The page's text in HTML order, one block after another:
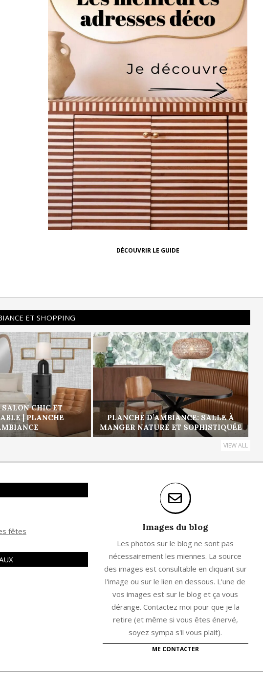
DÉCOUVRIR LE GUIDE
ET SHOPPING
CHIC ET
| PLANCHE
PLANCHE D’AMBIANCE: SALLE À
MANGER NATURE ET SOPHISTIQUÉE
VIEW ALL
fêtes Images du blog
Les photos sur le blog ne sont pas
nécessairement les miennes. La source
des images est consultable en cliquant sur
l'image ou sur le lien en dessous. L'une de
vos images est sur le blog et ça vous
dérange. Contactez moi pour que je la
retire (et même si vous êtes énervé,
soyez sympa s'il vous plait).
ME CONTACTER